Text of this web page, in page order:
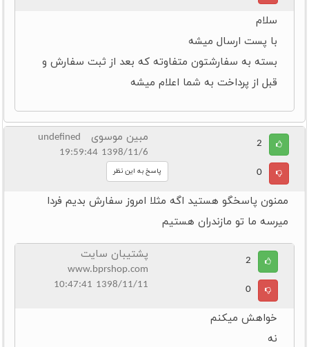
سلام
با پست ارسال میشه
بسته به سفارشتون متفاوته که بعد از ثبت سفارش و
قبل از پرداخت به شما اعلام میشه
2
0
پاسخ به این نظر
مبین موسوی undefined
1398/11/6 19:59:44
ممنون پاسخگو هستید اگه مثلا امروز سفارش بدیم فردا
میرسه ما تو مازندران هستیم
2
0
پشتیبان سایت
www.bprshop.com
1398/11/11 10:47:41
خواهش میکنم
نه